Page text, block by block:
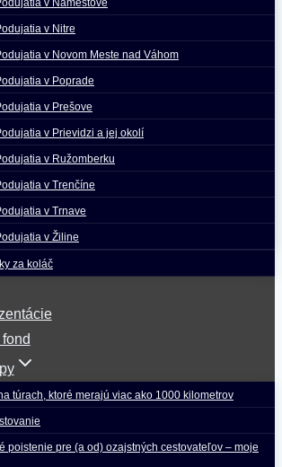
v Námestove
v Nitre
v Novom Meste nad Váhom
v Poprade
v Prešove
v Prievidzi a jej okolí
v Ružomberku
v Trenčíne
v Trnave
v Žiline
za koláč
túrach, ktoré merajú viac ako 1000 kilometrov
poistenie pre (a od) ozajstných cestovateľov – moje